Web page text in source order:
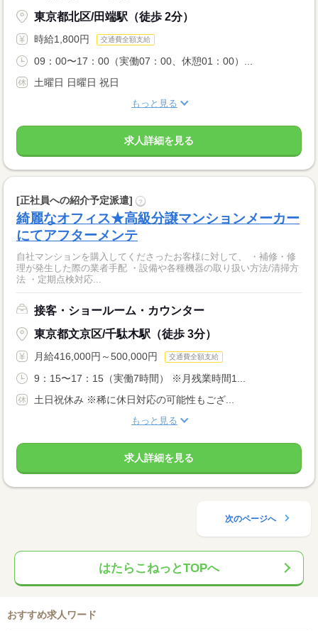
東京都北区/田端駅（徒歩 2分）
時給1,800円 交通費全額支給
09：00〜17：00（実働07：00、休憩01：00）...
土曜日 日曜日 祝日
もっと見る
求人詳細を見る
[正社員への紹介予定派遣] ?
綺麗なオフィス★高級分譲マンションメーカー
にてアフターメンテ
自社マンションを購入してくださったお客様に対して、 ・補修・修
理が発生した際の業者手配 ・設備や各種機器の取り扱い方法/清掃方
法 ・定期点検対応...
接客・ショールーム・カウンター
東京都文京区/千駄木駅（徒歩 3分）
月給416,000円～500,000円 交通費全額支給
9：15〜17：15（実働7時間） ※月残業時間1...
土日祝休み ※稀に休日対応の可能性もござ...
もっと見る
求人詳細を見る
次のページへ
はたらこねっとTOPへ
おすすめ求人ワード